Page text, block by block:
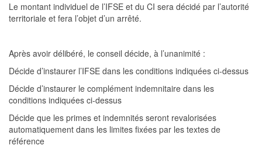
Le montant individuel de l’IFSE et du CI sera décidé par l’autorité
territoriale et fera l’objet d’un arrêté.
Après avoir délibéré, le conseil décide, à l’unanimité :
Décide d’instaurer l’IFSE dans les conditions indiquées ci-dessus
Décide d’instaurer le complément indemnitaire dans les
conditions indiquées ci-dessus
Décide que les primes et indemnités seront revalorisées
automatiquement dans les limites fixées par les textes de
référence